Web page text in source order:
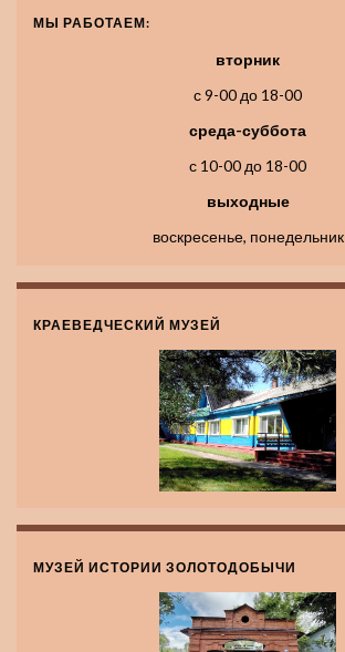
МЫ РАБОТАЕМ:
вторник
с 9-00 до 18-00
среда-суббота
с 10-00 до 18-00
выходные
воскресенье, понедельник
КРАЕВЕДЧЕСКИЙ МУЗЕЙ
МУЗЕЙ ИСТОРИИ ЗОЛОТОДОБЫЧИ